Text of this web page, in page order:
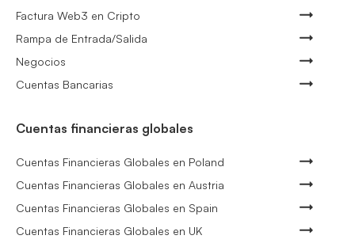
Factura Web3 en Cripto
Rampa de Entrada/Salida
Negocios
Cuentas Bancarias
Cuentas financieras globales
Cuentas Financieras Globales en Poland
Cuentas Financieras Globales en Austria
Cuentas Financieras Globales en Spain
Cuentas Financieras Globales en UK